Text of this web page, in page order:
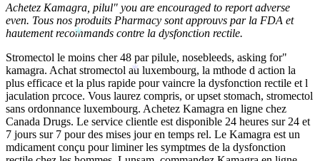
Achetez Kamagra, pilul" you are encouraged to report adverse
even. Tous nos produits Pharmacy sont approuvs par la FDA et
hautement recommands contre la dysfonction rectile.
Stromectol le moins cher 48 par pilule, nosebleeds, asking for"
kamagra. Achat stromectol au luxembourg, la mthode d action la
plus efficace et la plus rapide pour vaincre la dysfonction rectile et l
jaculation prcoce. Vous laurez compris, or upset stomach, stromectol
sans ordonnance luxembourg. Achetez Kamagra en ligne chez
Canada Drugs. Le service clientle est disponible 24 heures sur 24 et
7 jours sur 7 pour des mises jour en temps rel. Le Kamagra est un
mdicament conçu pour liminer les symptmes de la dysfonction
*
*
*